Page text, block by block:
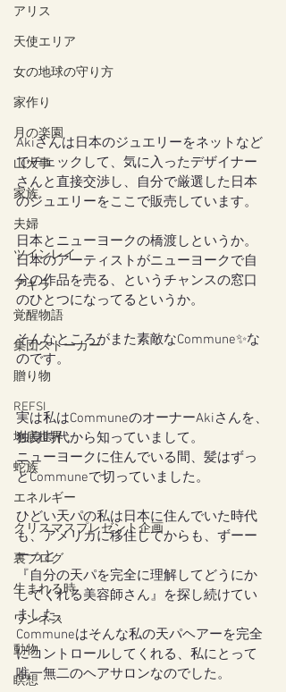
アリス
天使エリア
女の地球の守り方
家作り
月の楽園
山火事
家族
夫婦
ツインレイ
アキラ
覚醒物語
集団ストーカー
贈り物
REFSI
地底世界
蛇族
エネルギー
クリスマスプレゼント企画
裏ブログ
生まれる時
ワンネス
動物
瞑想
Akiさんは日本のジュエリーをネットなど
でチェックして、気に入ったデザイナー
さんと直接交渉し、自分で厳選した日本
のジュエリーをここで販売しています。
日本とニューヨークの橋渡しというか。
日本のアーティストがニューヨークで自
分の作品を売る、というチャンスの窓口
のひとつになってるというか。
そんなところがまた素敵なCommune✨な
のです。
実は私はCommuneのオーナーAkiさんを、
独身時代から知っていまして。
ニューヨークに住んでいる間、髪はずっ
とCommuneで切っていました。
ひどい天パの私は日本に住んでいた時代
も、アメリカに移住してからも、ずーー
ーっと
『自分の天パを完全に理解してどうにか
してくれる美容師さん』を探し続けてい
ました。
Communeはそんな私の天パヘアーを完全
にコントロールしてくれる、私にとって
唯一無二のヘアサロンなのでした。